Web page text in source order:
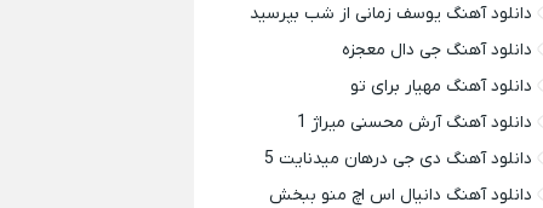
دانلود آهنگ یوسف زمانی از شب بپرسید
دانلود آهنگ جی دال معجزه
دانلود آهنگ مهیار برای تو
دانلود آهنگ آرش محسنی میراژ 1
دانلود آهنگ دی جی درهان میدنایت 5
دانلود آهنگ دانیال اس اچ منو ببخش